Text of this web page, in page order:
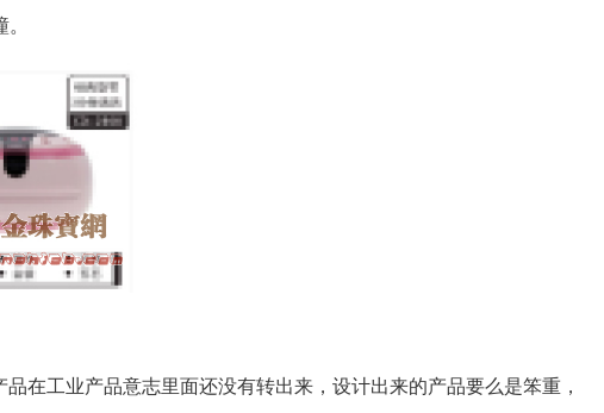
在工业产品意志里面还没有转出来，设计出来的产品要么是笨重，